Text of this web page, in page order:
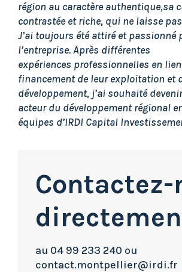
région au caractère authentique,sa
contrastée et riche, qui ne laisse
J’ai toujours été attiré et passionné
l’entreprise. Après différentes
expériences professionnelles en
financement de leur exploitation et
développement, j’ai souhaité
acteur du développement régional
équipes d’IRDI Capital
Contactez-
au 04 99 233 240 ou
contact.montpellier@irdi.fr